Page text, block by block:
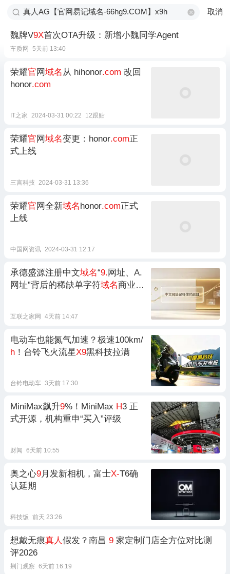
取消
魏牌V9X首次OTA升级：新增小魏同学Agent
车质网 5天前 13:40
荣耀官网域名从 hihonor.com 改回
honor.com
IT之家 2024-03-31 00:22 12跟贴
荣耀官网域名变更：honor.com 正
式上线
三言科技 2024-03-31 13:36
荣耀官网全新域名honor.com正式
上线
中国网资讯 2024-03-31 12:17
承德盛源注册中文域名“9.网址、A.
网址”背后的稀缺单字符域名商业逻
互联之家网 4天前 14:47
电动车也能氮气加速？极速100km/
h ！台铃飞火流星X9黑科技拉满
台铃电动车 3天前 17:30
MiniMax飙升9%！MiniMax H3 正
式开源，机构重申“买入”评级
财闻 6天前 10:55
奥之心9月发新相机，富士X-T6确
认延期
科技饭 前天 23:26
想戴无痕真人假发？南昌 9 家定制门店全方位对比测
评2026
荆门观察 6天前 16:19